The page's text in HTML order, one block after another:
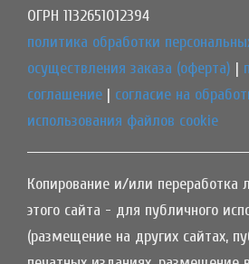
ОГРН 1132651012394
политика обработки
осуществления заказа (оферта) |
соглашение | согласие на
использования файлов cookie
Копирование и/или переработка
этого сайта - для публичного
(размещение на других сайтах,